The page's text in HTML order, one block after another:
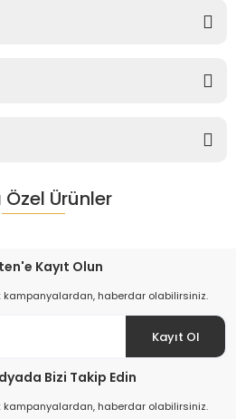
Ürünler
Kayıt Olun
kampanyalardan, haberdar olabilirsiniz.
Kayıt Ol
Bizi Takip Edin
kampanyalardan, haberdar olabilirsiniz.